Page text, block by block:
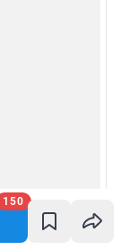
150